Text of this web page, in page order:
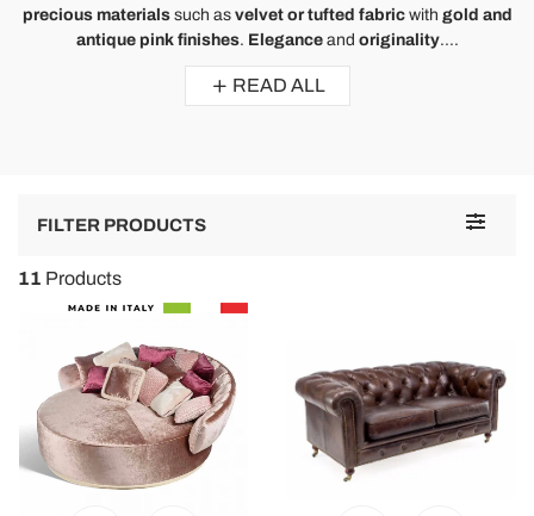
precious materialssuch as velvet or tufted fabricwith gold and
antique pink finishes. Eleganceand originality....
READ ALL
Toggle
FILTER PRODUCTS
11 Products